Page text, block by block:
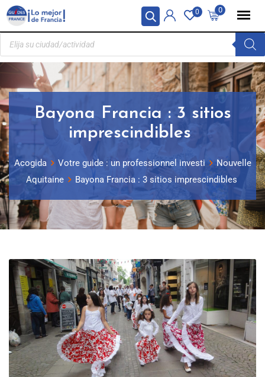
Panel de gestión de cookies 0
0
Bayona Francia : 3 sitios
imprescindibles
Acogida Votre guide : un professionnel investi
Nouvelle
Aquitaine
Bayona Francia : 3 sitios imprescindibles